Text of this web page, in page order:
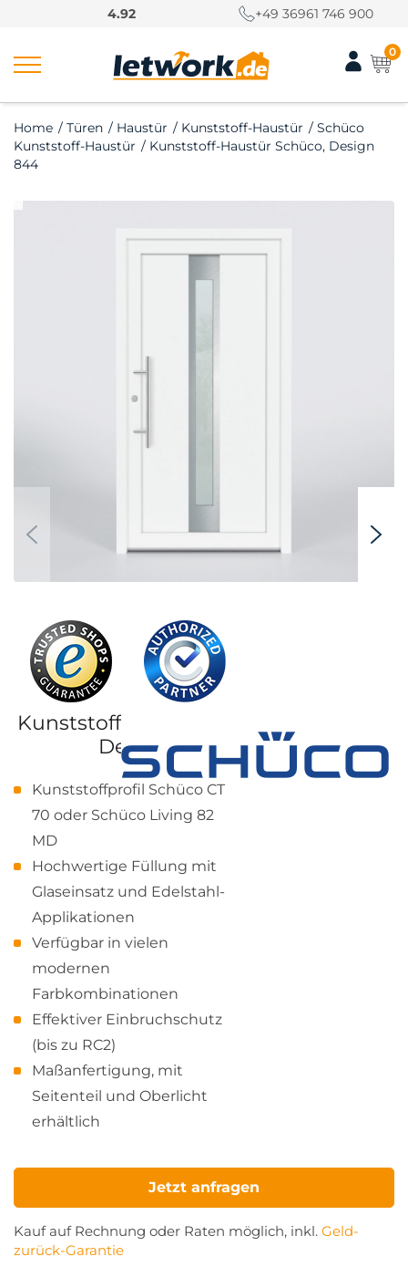
4.92 +49 36961 746 900
0
Home / Türen / Haustür / Kunststoff-Haustür / Schüco
Kunststoff-Haustür / Kunststoff-Haustür Schüco, Design
844
Kunststoff-Haustür Schüco,
Design 844
Kunststoffprofil Schüco CT
70 oder Schüco Living 82
MD
Hochwertige Füllung mit
Glaseinsatz und Edelstahl-
Applikationen
Verfügbar in vielen
modernen
Farbkombinationen
Effektiver Einbruchschutz
(bis zu RC2)
Maßanfertigung, mit
Seitenteil und Oberlicht
erhältlich
Jetzt anfragen
Kauf auf Rechnung oder Raten möglich, inkl. Geld-
zurück-Garantie